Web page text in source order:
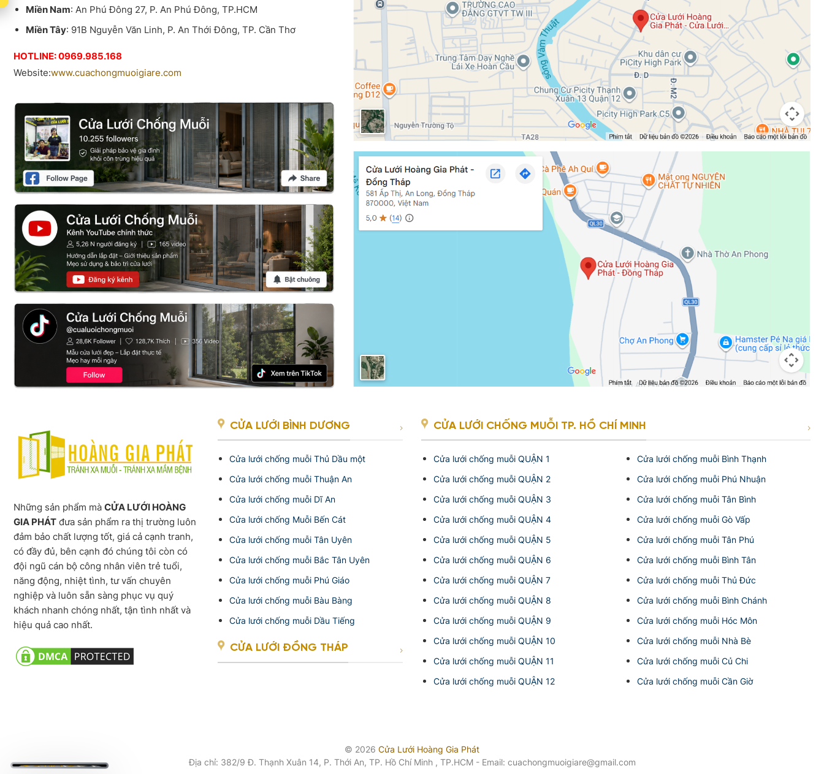
Miền Nam: An Phú Đông 27, P. An Phú Đông, TP.HCM
Miền Tây: 91B Nguyễn Văn Linh, P. An Thới Đông, TP. Cần Thơ
HOTLINE: 0969.985.168
Website:www.cuachongmuoigiare.com
Những sản phẩm mà CỬA LƯỚI HOÀNG
GIA PHÁT đưa sản phẩm ra thị trường luôn
đảm bảo chất lượng tốt, giá cả cạnh tranh,
có đầy đủ, bên cạnh đó chúng tôi còn có
đội ngũ cán bộ công nhân viên trẻ tuổi,
năng động, nhiệt tình, tư vấn chuyên
nghiệp và luôn sẵn sàng phục vụ quý
khách nhanh chóng nhất, tận tình nhất và
hiệu quả cao nhất.
CỬA LƯỚI BÌNH DƯƠNG
Cửa lưới chống muỗi Thủ Dầu một
Cửa lưới chống muỗi Thuận An
Cửa lưới chống muỗi Dĩ An
Cửa lưới chống Muỗi Bến Cát
Cửa lưới chống muỗi Tân Uyên
Cửa lưới chống muỗi Bắc Tân Uyên
Cửa lưới chống muỗi Phú Giáo
Cửa lưới chống muỗi Bàu Bàng
Cửa lưới chống muỗi Dầu Tiếng
CỬA LƯỚI ĐỒNG THÁP
CỬA LƯỚI CHỐNG MUỖI TP. HỒ CHÍ MINH
Cửa lưới chống muỗi QUẬN 1
Cửa lưới chống muỗi QUẬN 2
Cửa lưới chống muỗi QUẬN 3
Cửa lưới chống muỗi QUẬN 4
Cửa lưới chống muỗi QUẬN 5
Cửa lưới chống muỗi QUẬN 6
Cửa lưới chống muỗi QUẬN 7
Cửa lưới chống muỗi QUẬN 8
Cửa lưới chống muỗi QUẬN 9
Cửa lưới chống muỗi QUẬN 10
Cửa lưới chống muỗi QUẬN 11
Cửa lưới chống muỗi QUẬN 12
Cửa lưới chống muỗi Bình Thạnh
Cửa lưới chống muỗi Phú Nhuận
Cửa lưới chống muỗi Tân Bình
Cửa lưới chống muỗi Gò Vấp
Cửa lưới chống muỗi Tân Phú
Cửa lưới chống muỗi Bình Tân
Cửa lưới chống muỗi Thủ Đức
Cửa lưới chống muỗi Bình Chánh
Cửa lưới chống muỗi Hóc Môn
Cửa lưới chống muỗi Nhà Bè
Cửa lưới chống muỗi Củ Chi
Cửa lưới chống muỗi Cần Giờ
© 2026 Cửa Lưới Hoàng Gia Phát
Địa chỉ: 382/9 Đ. Thạnh Xuân 14, P. Thới An, TP. Hồ Chí Minh , TP.HCM - Email: cuachongmuoigiare@gmail.com